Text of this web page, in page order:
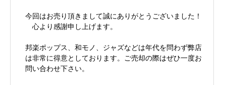
今回はお売り頂きまして誠にありがとうございました！
心より感謝申し上げます。
邦楽ポップス、和モノ、ジャズなどは年代を問わず弊店
は非常に得意としております。ご売却の際はぜひ一度お
問い合わせ下さい。